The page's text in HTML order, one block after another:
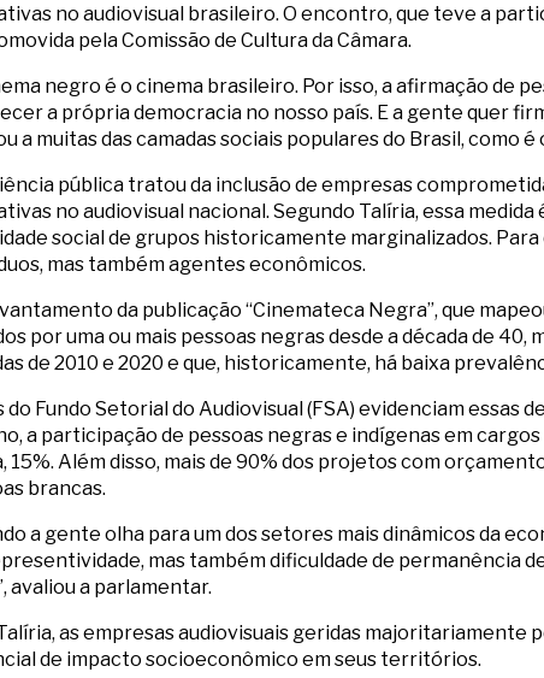
no audiovisual brasileiro. O encontro, que teve a
pela Comissão de Cultura da Câmara.
negro é o cinema brasileiro. Por isso, a afirmação de
a própria democracia no nosso país. E a gente quer
a muitas das camadas sociais populares do Brasil, como
pública tratou da inclusão de empresas
no audiovisual nacional. Segundo Talíria, essa
social de grupos historicamente marginalizados.
mas também agentes econômicos.
da publicação “Cinemateca Negra”, que
por uma ou mais pessoas negras desde a década de
de 2010 e 2020 e que, historicamente, há baixa
do Fundo Setorial do Audiovisual (FSA) evidenciam essas
a participação de pessoas negras e indígenas em
15%. Além disso, mais de 90% dos projetos com
brancas.
a gente olha para um dos setores mais dinâmicos da
mas também dificuldade de permanência
avaliou a parlamentar.
as empresas audiovisuais geridas majoritariamente
de impacto socioeconômico em seus territórios.